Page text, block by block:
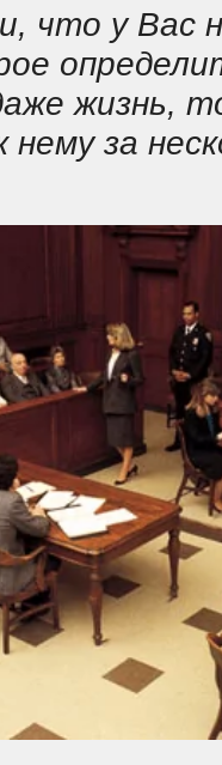
что у Вас
жизнь,
за